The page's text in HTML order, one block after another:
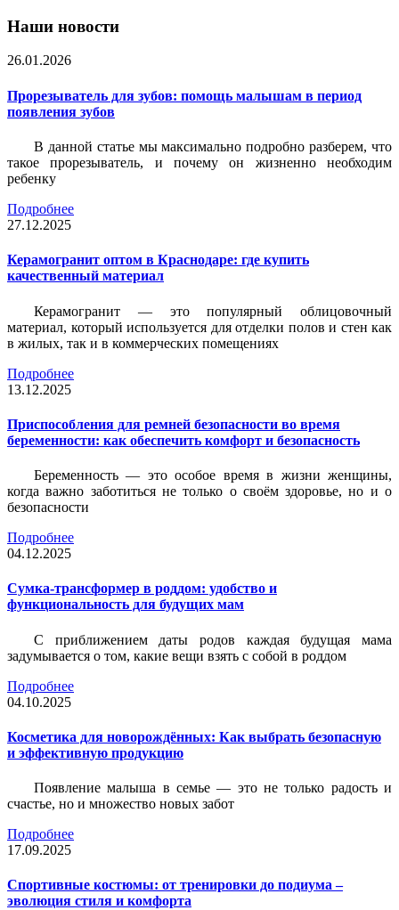
Наши новости
26.01.2026
Прорезыватель для зубов: помощь малышам в период
появления зубов
В данной статье мы максимально подробно разберем, что
такое прорезыватель, и почему он жизненно необходим
ребенку
Подробнее
27.12.2025
Керамогранит оптом в Краснодаре: где купить
качественный материал
Керамогранит — это популярный облицовочный
материал, который используется для отделки полов и стен как
в жилых, так и в коммерческих помещениях
Подробнее
13.12.2025
Приспособления для ремней безопасности во время
беременности: как обеспечить комфорт и безопасность
Беременность — это особое время в жизни женщины,
когда важно заботиться не только о своём здоровье, но и о
безопасности
Подробнее
04.12.2025
Сумка-трансформер в роддом: удобство и
функциональность для будущих мам
С приближением даты родов каждая будущая мама
задумывается о том, какие вещи взять с собой в роддом
Подробнее
04.10.2025
Косметика для новорождённых: Как выбрать безопасную
и эффективную продукцию
Появление малыша в семье — это не только радость и
счастье, но и множество новых забот
Подробнее
17.09.2025
Спортивные костюмы: от тренировки до подиума –
эволюция стиля и комфорта